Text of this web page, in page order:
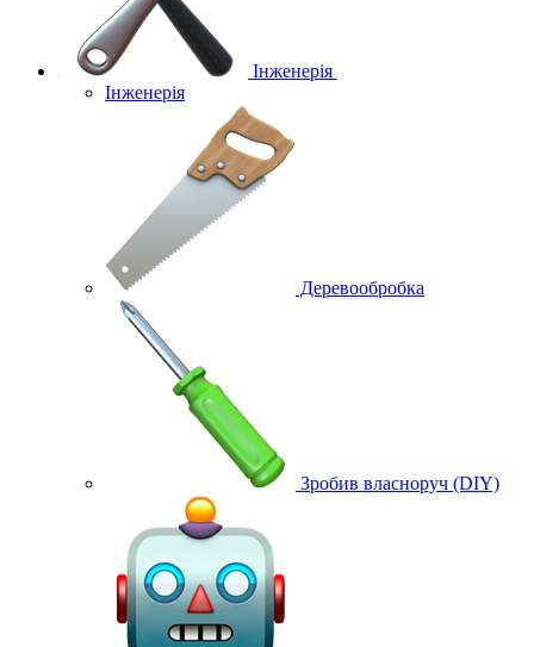
Інженерія
Інженерія
Деревообробка
Зробив власноруч (DIY)